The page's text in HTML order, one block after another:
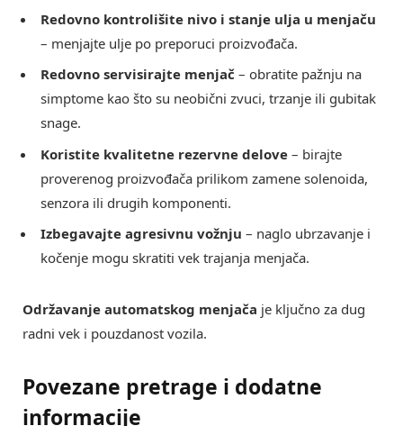
Redovno kontrolišite nivo i stanje ulja u menjaču
– menjajte ulje po preporuci proizvođača.
Redovno servisirajte menjač – obratite pažnju na
simptome kao što su neobični zvuci, trzanje ili gubitak
snage.
Koristite kvalitetne rezervne delove – birajte
proverenog proizvođača prilikom zamene solenoida,
senzora ili drugih komponenti.
Izbegavajte agresivnu vožnju – naglo ubrzavanje i
kočenje mogu skratiti vek trajanja menjača.
Održavanje automatskog menjača je ključno za dug
radni vek i pouzdanost vozila.
Povezane pretrage i dodatne
informacije